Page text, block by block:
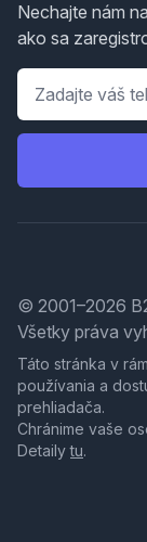
Nechajte nám
ako sa
Telefón
© 2001–2026
Všetky práva
Táto stránka v
používania a
prehliadača.
Chránime vaše
Detailytu.